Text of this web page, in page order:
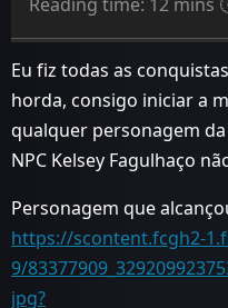
Eu fiz todas as
horda, consigo iniciar a
qualquer personagem
NPC Kelsey Fagulhaço
Personagem que
https://scontent.fcgh2-
9/
jpg?